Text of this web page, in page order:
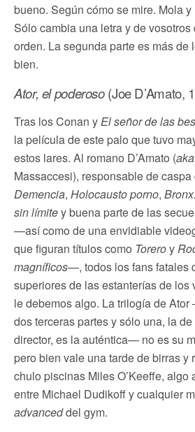
bueno. Según cómo se mire. Mola
Sólo cambia una letra y de
orden. La segunda parte es más de
bien.
Ator, el poderoso(Joe D’Amato,
Tras los Conan yEl señor de las
la película de este palo que tuvo
estos lares. Al romano D’Amato (aka
Massaccesi), responsable de caspa
Demencia, Holocausto porno,
sin límitey buena parte de las
—así como de una envidiable
que figuran títulos como Toreroy
magníficos—, todos los fans fatales
superiores de las estanterías de los
le debemos algo. La trilogía de
dos terceras partes y sólo una, la
director, es la auténtica— no es su
pero bien vale una tarde de birras y
chulo piscinas Miles O’Keeffe, algo
entre Michael Dudikoff y cualquier
advanceddel gym.